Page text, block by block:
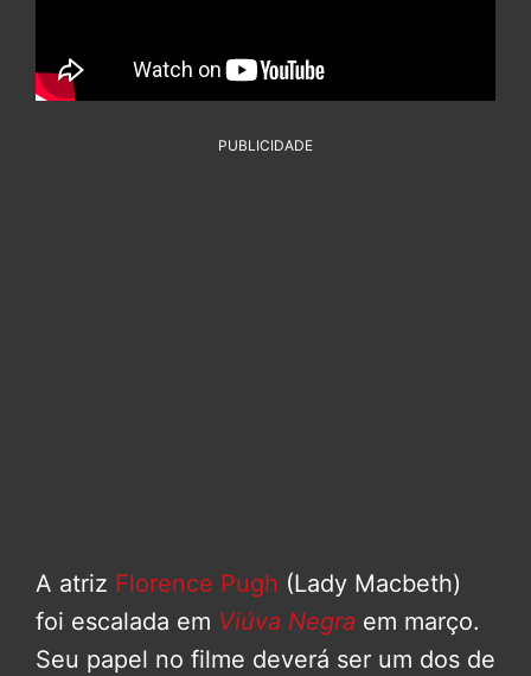
PUBLICIDADE
A atriz Florence Pugh (Lady Macbeth)
foi escalada em Viúva Negra em março.
Seu papel no filme deverá ser um dos de